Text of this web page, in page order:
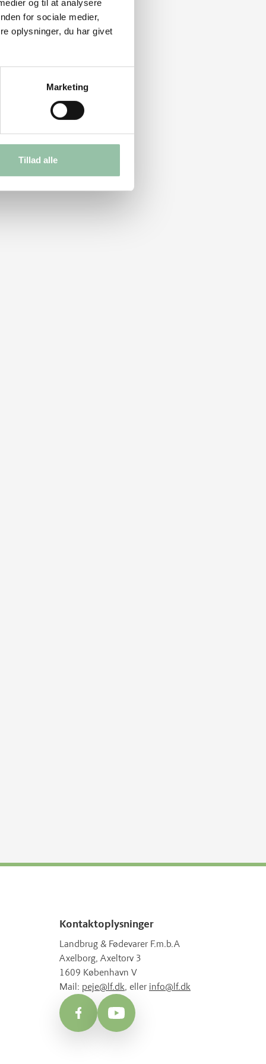
og til at analysere
for sociale medier,
oplysninger, du har givet
Marketing
Tillad alle
Kontaktoplysninger
Landbrug & Fødevarer F.m.b.A
Axelborg, Axeltorv 3
1609 København V
Mail: peje@lf.dk, eller info@lf.dk
FacebookYouTube